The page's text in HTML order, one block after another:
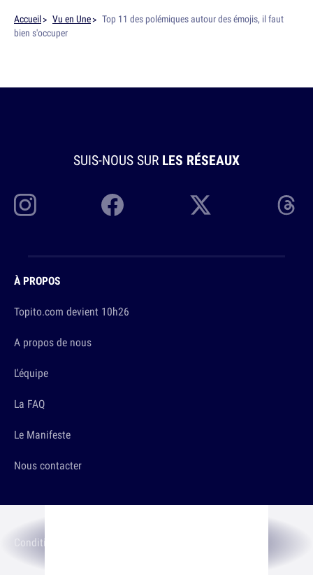
Accueil Vu en Une
Top 11 des polémiques autour des émojis, il faut
bien s'occuper
SUIS-NOUS SUR LES RÉSEAUX
À PROPOS
Topito.com devient 10h26
A propos de nous
L'équipe
La FAQ
Le Manifeste
Nous contacter
Conditions d'utilisation